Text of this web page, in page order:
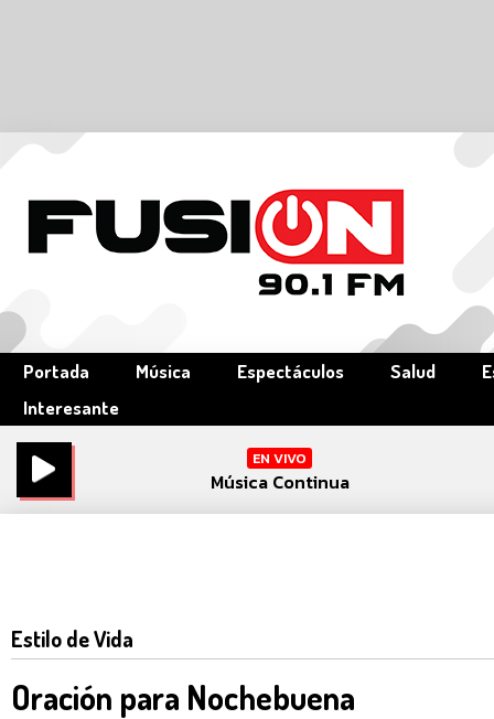
Portada Música Espectáculos Salud
Interesante
EN VIVO
Música Continua
Estilo de Vida
Oración para Nochebuena